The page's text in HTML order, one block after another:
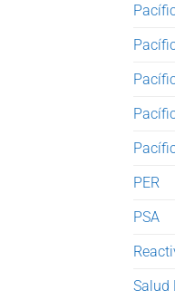
PER
PSA
Salud